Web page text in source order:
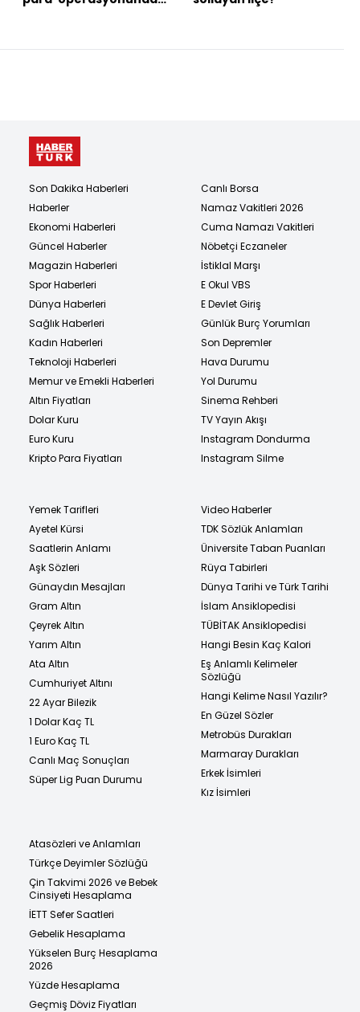
Son Dakika Haberleri
Haberler
Ekonomi Haberleri
Güncel Haberler
Magazin Haberleri
Spor Haberleri
Dünya Haberleri
Sağlık Haberleri
Kadın Haberleri
Teknoloji Haberleri
Memur ve Emekli Haberleri
Altın Fiyatları
Dolar Kuru
Euro Kuru
Kripto Para Fiyatları
Canlı Borsa
Namaz Vakitleri 2026
Cuma Namazı Vakitleri
Nöbetçi Eczaneler
İstiklal Marşı
E Okul VBS
E Devlet Giriş
Günlük Burç Yorumları
Son Depremler
Hava Durumu
Yol Durumu
Sinema Rehberi
TV Yayın Akışı
Instagram Dondurma
Instagram Silme
Yemek Tarifleri
Ayetel Kürsi
Saatlerin Anlamı
Aşk Sözleri
Günaydın Mesajları
Gram Altın
Çeyrek Altın
Yarım Altın
Ata Altın
Cumhuriyet Altını
22 Ayar Bilezik
1 Dolar Kaç TL
1 Euro Kaç TL
Canlı Maç Sonuçları
Süper Lig Puan Durumu
Video Haberler
TDK Sözlük Anlamları
Üniversite Taban Puanları
Rüya Tabirleri
Dünya Tarihi ve Türk Tarihi
İslam Ansiklopedisi
TÜBİTAK Ansiklopedisi
Hangi Besin Kaç Kalori
Eş Anlamlı Kelimeler
Sözlüğü
Hangi Kelime Nasıl Yazılır?
En Güzel Sözler
Metrobüs Durakları
Marmaray Durakları
Erkek İsimleri
Kız İsimleri
Atasözleri ve Anlamları
Türkçe Deyimler Sözlüğü
Çin Takvimi 2026 ve Bebek
Cinsiyeti Hesaplama
İETT Sefer Saatleri
Gebelik Hesaplama
Yükselen Burç Hesaplama
2026
Yüzde Hesaplama
Geçmiş Döviz Fiyatları